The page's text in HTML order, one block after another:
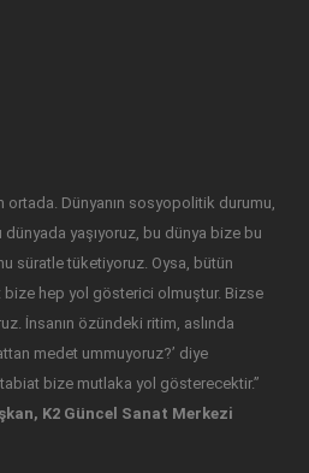
ortada. Dünyanın sosyopolitik durumu,
yaşıyoruz, bu dünya bize bu
süratle tüketiyoruz. Oysa, bütün
bize hep yol gösterici olmuştur. Bizse
İnsanın özündeki ritim, aslında
medet ummuyoruz?’ diye
bize mutlaka yol gösterecektir.”
K2 Güncel Sanat Merkezi